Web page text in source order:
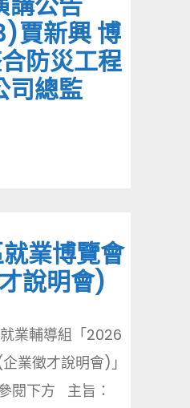
賈新興 博
防災工程
司總監
業博覽會
說明會)
業輔導組「2026
業徵才說明會)」
閱下方 主旨：